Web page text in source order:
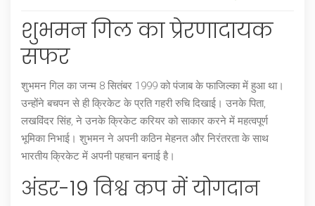
शुभमन गिल का प्रेरणादायक
सफर
शुभमन गिल का जन्म 8 सितंबर 1999 को पंजाब के फाजिल्का में हुआ था।
उन्होंने बचपन से ही क्रिकेट के प्रति गहरी रुचि दिखाई। उनके पिता,
लखविंदर सिंह, ने उनके क्रिकेट करियर को साकार करने में महत्वपूर्ण
भूमिका निभाई। शुभमन ने अपनी कठिन मेहनत और निरंतरता के साथ
भारतीय क्रिकेट में अपनी पहचान बनाई है।
अंडर-19 विश्व कप में योगदान